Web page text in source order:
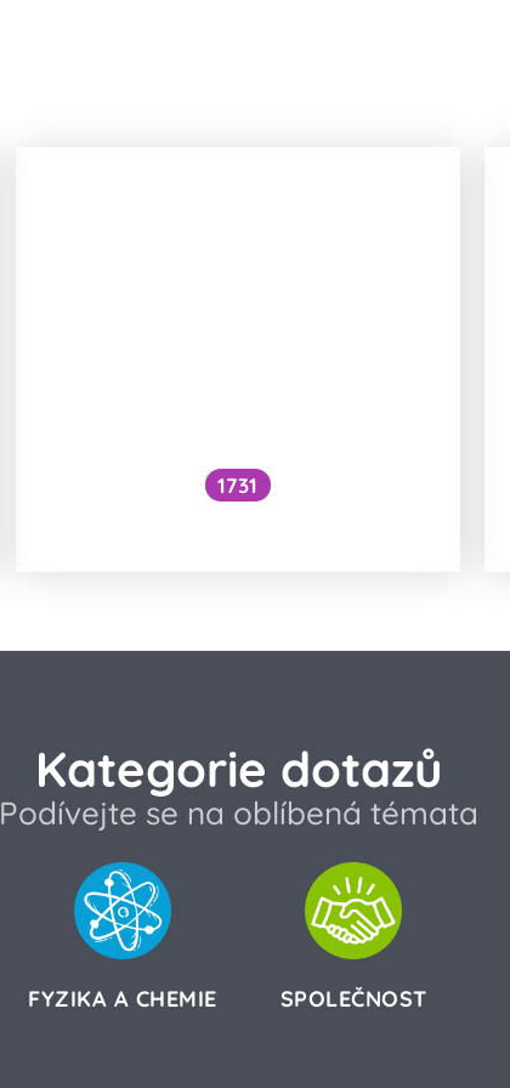
1731
Kategorie dotazů
Podívejte se na oblíbená témata
FYZIKA A CHEMIE SPOLEČNOST